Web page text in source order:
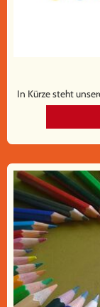
In Kürze steht